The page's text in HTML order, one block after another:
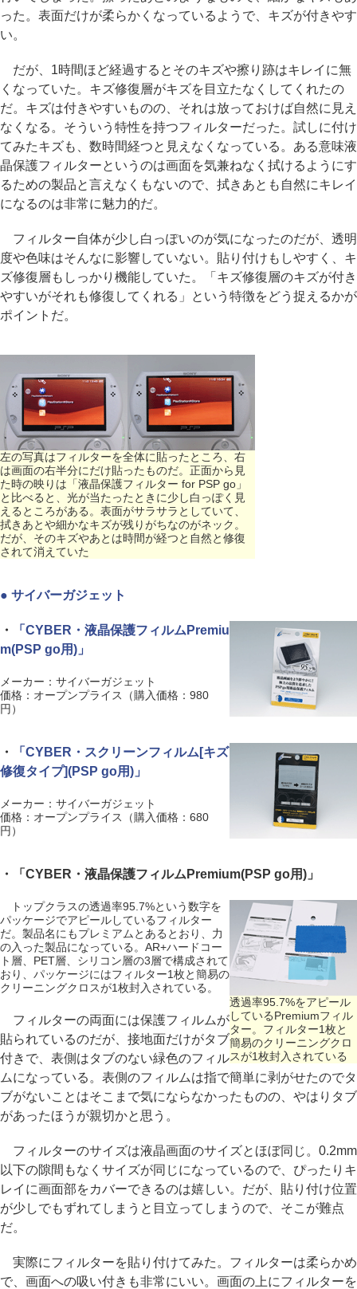
った。表面だけが柔らかくなっているようで、キズが付きやす
い。
だが、1時間ほど経過するとそのキズや擦り跡はキレイに無
くなっていた。キズ修復層がキズを目立たなくしてくれたの
だ。キズは付きやすいものの、それは放っておけば自然に見え
なくなる。そういう特性を持つフィルターだった。試しに付け
てみたキズも、数時間経つと見えなくなっている。ある意味液
晶保護フィルターというのは画面を気兼ねなく拭けるようにす
るための製品と言えなくもないので、拭きあとも自然にキレイ
になるのは非常に魅力的だ。
フィルター自体が少し白っぽいのが気になったのだが、透明
度や色味はそんなに影響していない。貼り付けもしやすく、キ
ズ修復層もしっかり機能していた。「キズ修復層のキズが付き
やすいがそれも修復してくれる」という特徴をどう捉えるかが
ポイントだ。
左の写真はフィルターを全体に貼ったところ、右
は画面の右半分にだけ貼ったものだ。正面から見
た時の映りは「液晶保護フィルター for PSP go」
と比べると、光が当たったときに少し白っぽく見
えるところがある。表面がサラサラとしていて、
拭きあとや細かなキズが残りがちなのがネック。
だが、そのキズやあとは時間が経つと自然と修復
されて消えていた
● サイバーガジェット
・
「CYBER・液晶保護フィルムPremiu
m(PSP go用)」
メーカー：サイバーガジェット
価格：オープンプライス（購入価格：980
円）
・
「CYBER・スクリーンフィルム[キズ
修復タイプ](PSP go用)」
メーカー：サイバーガジェット
価格：オープンプライス（購入価格：680
円）
・「CYBER・液晶保護フィルムPremium(PSP go用)」
透過率95.7%をアピール
しているPremiumフィル
ター。フィルター1枚と
簡易のクリーニングクロ
スが1枚封入されている
トップクラスの透過率95.7%という数字を
パッケージでアピールしているフィルター
だ。製品名にもプレミアムとあるとおり、力
の入った製品になっている。AR+ハードコー
ト層、PET層、シリコン層の3層で構成されて
おり、パッケージにはフィルター1枚と簡易の
クリーニングクロスが1枚封入されている。
フィルターの両面には保護フィルムが
貼られているのだが、接地面だけがタブ
付きで、表側はタブのない緑色のフィル
ムになっている。表側のフィルムは指で簡単に剥がせたのでタ
ブがないことはそこまで気にならなかったものの、やはりタブ
があったほうが親切かと思う。
フィルターのサイズは液晶画面のサイズとほぼ同じ。0.2mm
以下の隙間もなくサイズが同じになっているので、ぴったりキ
レイに画面部をカバーできるのは嬉しい。だが、貼り付け位置
が少しでもずれてしまうと目立ってしまうので、そこが難点
だ。
実際にフィルターを貼り付けてみた。フィルターは柔らかめ
で、画面への吸い付きも非常にいい。画面の上にフィルターを